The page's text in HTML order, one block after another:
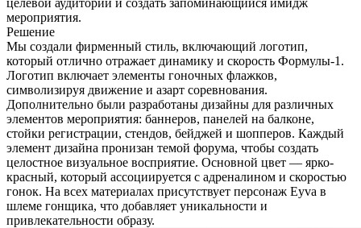
мероприятия.
Решение
Мы создали фирменный стиль, включающий логотип,
который отлично отражает динамику и скорость Формулы-1.
Логотип включает элементы гоночных флажков,
символизируя движение и азарт соревнования.
Дополнительно были разработаны дизайны для различных
элементов мероприятия: баннеров, панелей на балконе,
стойки регистрации, стендов, бейджей и шопперов. Каждый
элемент дизайна пронизан темой форума, чтобы создать
целостное визуальное восприятие. Основной цвет — ярко-
красный, который ассоциируется с адреналином и скоростью
гонок. На всех материалах присутствует персонаж Eyva в
шлеме гонщика, что добавляет уникальности и
привлекательности образу.